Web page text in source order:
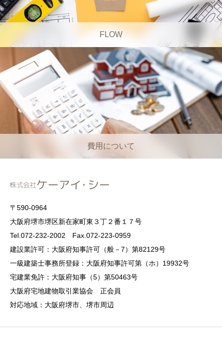
FLOW
費用について
〒590-0964
大阪府堺市堺区新在家町東３丁２番１７号
Tel.072-232-2002 Fax.072-223-0959
建設業許可：大阪府知事許可（般－7）第82129号
一級建築士事務所登録：大阪府知事許可第（ホ）19932号
宅建業免許：大阪府知事（5）第50463号
大阪府宅地建物取引業協会 正会員
対応地域：大阪府堺市、堺市周辺